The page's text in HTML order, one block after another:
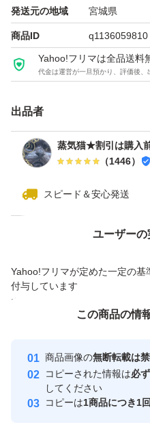
■■■■■■■■■■
★おまとめ2点目から1点追
だきます。 （購入前に「質
例：
合計2点 ⇒ 200円割引
合計5点 ⇒ 800円割引
合計20点 ⇒ 3800円割引
★おまとめ依頼は「商品番
♪
c0054 x5
o8625 x10
発送元の地域 宮城県
商品ID q1136059810
Yahoo!フリマは全品送料
代金は運営が一旦預かり、評価後、
出品者
蒸気猫★割引は購入
（1446）
スピード＆安心発送
ユーザーの
Yahoo!フリマが定めた一定の
付与しています
安心取引出品者
取引実績
取引実績◯+
Yahoo!オークションで出品した
商品への質問からの値下げ交渉、
この商品の情
商品画像の無断転載は
コピーされた情報は必
してください
コピーは1商品につき1回
この商品をみている人にオ